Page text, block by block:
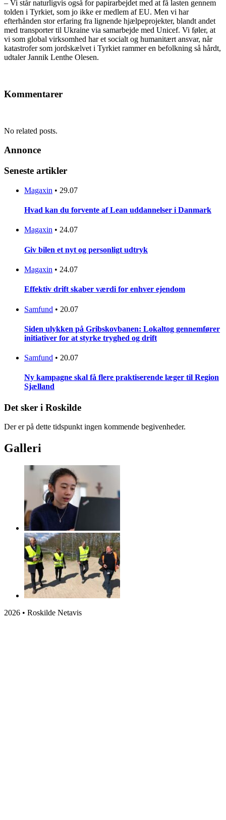
– Vi står naturligvis også for papirarbejdet med at få lasten gennem
tolden i Tyrkiet, som jo ikke er medlem af EU. Men vi har
efterhånden stor erfaring fra lignende hjælpeprojekter, blandt andet
med transporter til Ukraine via samarbejde med Unicef. Vi føler, at
vi som global virksomhed har et socialt og humanitært ansvar, når
katastrofer som jordskælvet i Tyrkiet rammer en befolkning så hårdt,
udtaler Jannik Lenthe Olesen.
Kommentarer
No related posts.
Annonce
Seneste artikler
Magaxin • 29.07
Hvad kan du forvente af Lean uddannelser i Danmark
Magaxin • 24.07
Giv bilen et nyt og personligt udtryk
Magaxin • 24.07
Effektiv drift skaber værdi for enhver ejendom
Samfund • 20.07
Siden ulykken på Gribskovbanen: Lokaltog gennemfører
initiativer for at styrke tryghed og drift
Samfund • 20.07
Ny kampagne skal få flere praktiserende læger til Region
Sjælland
Det sker i Roskilde
Der er på dette tidspunkt ingen kommende begivenheder.
Galleri
2026 • Roskilde Netavis